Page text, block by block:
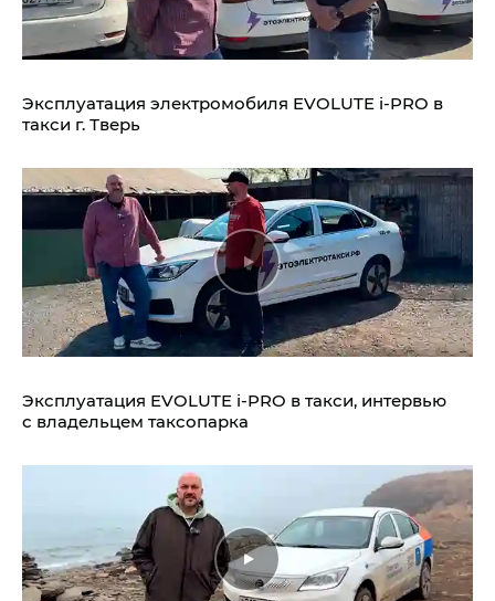
Эксплуатация электромобиля EVOLUTE i‑PRO в
такси г. Тверь
Эксплуатация EVOLUTE i‑PRO в такси, интервью
с владельцем таксопарка